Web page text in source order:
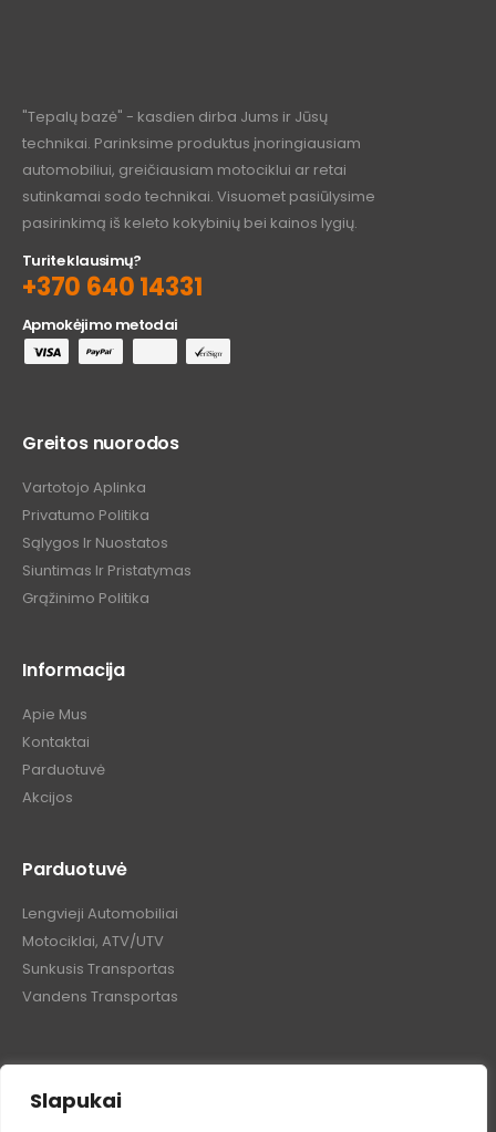
Slapukai
"Tepalų bazė" - kasdien dirba Jums ir Jūsų
technikai. Parinksime produktus įnoringiausiam
automobiliui, greičiausiam motociklui ar retai
sutinkamai sodo technikai. Visuomet pasiūlysime
pasirinkimą iš keleto kokybinių bei kainos lygių.
Turite klausimų?
+370 640 14331
Apmokėjimo metodai
Greitos nuorodos
Vartotojo Aplinka
Privatumo Politika
Sąlygos Ir Nuostatos
Siuntimas Ir Pristatymas
Grąžinimo Politika
Informacija
Apie Mus
Kontaktai
Parduotuvė
Akcijos
Parduotuvė
Lengvieji Automobiliai
Motociklai, ATV/UTV
Sunkusis Transportas
Vandens Transportas